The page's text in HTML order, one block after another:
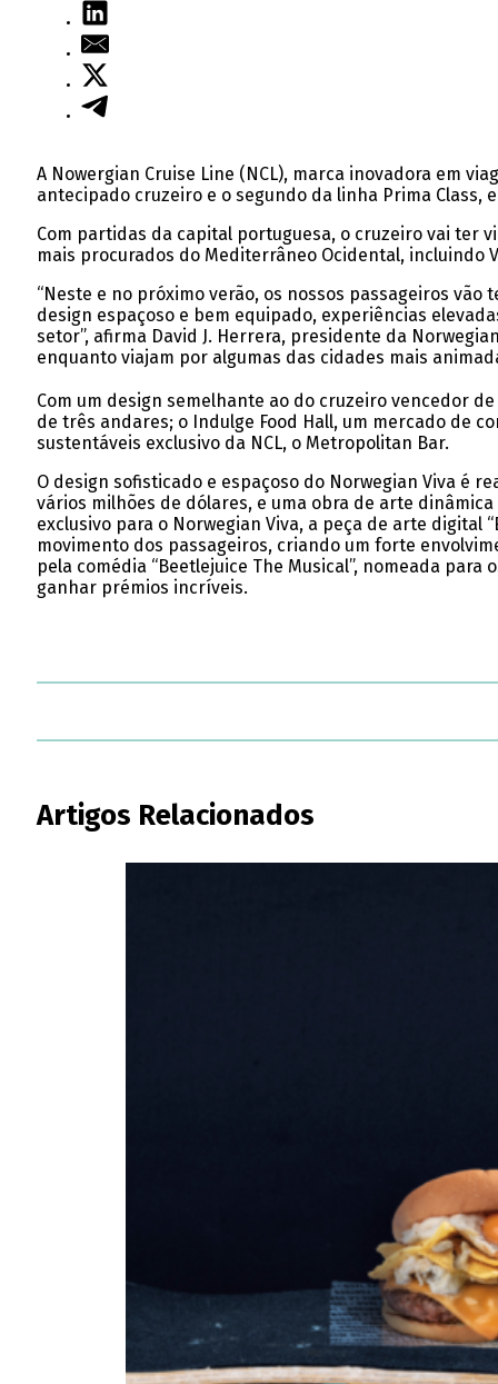
A Nowergian Cruise Line (NCL), marca inovadora em
antecipado cruzeiro e o segundo da linha Prima Class,
Com partidas da capital portuguesa, o cruzeiro vai ter
mais procurados do Mediterrâneo Ocidental, incluindo
“Neste e no próximo verão, os nossos passageiros
design espaçoso e bem equipado, experiências
setor”, afirma David J. Herrera, presidente da
enquanto viajam por algumas das cidades mais
Com um design semelhante ao do cruzeiro vencedor
de três andares; o Indulge Food Hall, um mercado de
sustentáveis exclusivo da NCL, o Metropolitan Bar.
O design sofisticado e espaçoso do Norwegian Viva é
vários milhões de dólares, e uma obra de arte
exclusivo para o Norwegian Viva, a peça de arte digital
movimento dos passageiros, criando um forte
pela comédia “Beetlejuice The Musical”, nomeada
ganhar prémios incríveis.
Artigos Relacionados